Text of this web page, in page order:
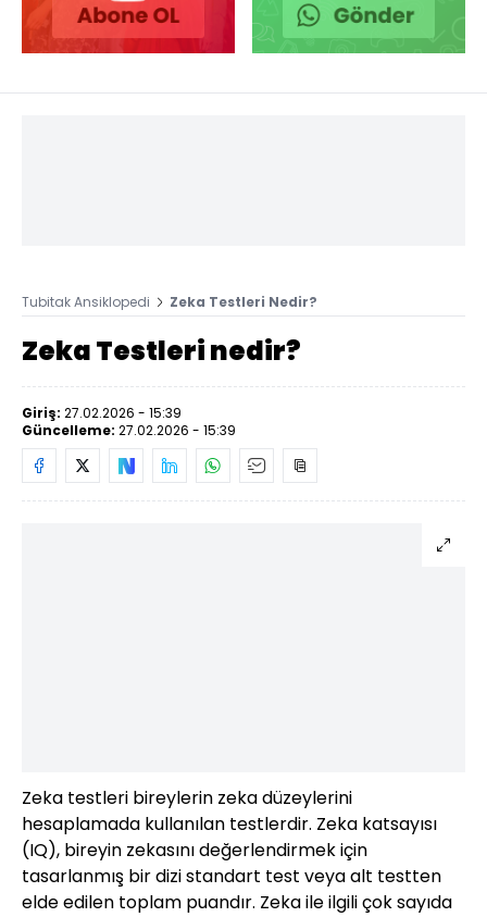
Tubitak Ansiklopedi Zeka Testleri Nedir?
Zeka Testleri nedir?
Giriş: 27.02.2026 - 15:39
Güncelleme: 27.02.2026 - 15:39
Zeka testleri bireylerin zeka düzeylerini
hesaplamada kullanılan testlerdir. Zeka katsayısı
(IQ), bireyin zekasını değerlendirmek için
tasarlanmış bir dizi standart test veya alt testten
elde edilen toplam puandır. Zeka ile ilgili çok sayıda